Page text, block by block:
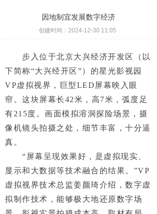
因地制宜发展数字经济
创建时间： 2024-12-30 11:05
步入位于北京大兴经济开发区（以
下简称“大兴经开区”）的星光影视园
VP虚拟视界，巨型LED屏幕映入眼
帘。这块屏幕长42米，高7米，弧度足
有215度。画面模拟溶洞探险场景，摄
像机镜头拍摄之处，细节丰富，十分逼
真。
“屏幕呈现效果好，是虚拟现实、
显示和大数据等技术融合的结果。”VP
虚拟视界技术总监姜颜琦介绍，数字虚
拟制作技术，能够极大地还原数字场